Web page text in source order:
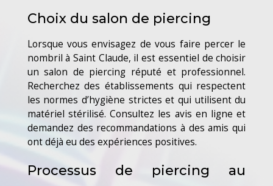
Choix du salon de piercing
Lorsque vous envisagez de vous faire percer le
nombril à Saint Claude, il est essentiel de choisir
un salon de piercing réputé et professionnel.
Recherchez des établissements qui respectent
les normes d’hygiène strictes et qui utilisent du
matériel stérilisé. Consultez les avis en ligne et
demandez des recommandations à des amis qui
ont déjà eu des expériences positives.
Processus de piercing au